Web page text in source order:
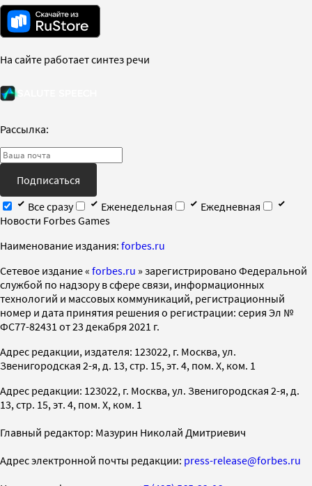
На сайте работает синтез речи
Рассылка:
Подписаться
Все сразу
Еженедельная
Ежедневная
Новости Forbes Games
Наименование издания: forbes.ru
Cетевое издание « forbes.ru » зарегистрировано Федеральной
службой по надзору в сфере связи, информационных
технологий и массовых коммуникаций, регистрационный
номер и дата принятия решения о регистрации: серия Эл №
ФС77-82431 от 23 декабря 2021 г.
Адрес редакции, издателя: 123022, г. Москва, ул.
Звенигородская 2-я, д. 13, стр. 15, эт. 4, пом. X, ком. 1
Адрес редакции: 123022, г. Москва, ул. Звенигородская 2-я, д.
13, стр. 15, эт. 4, пом. X, ком. 1
Главный редактор: Мазурин Николай Дмитриевич
Адрес электронной почты редакции: press-release@forbes.ru